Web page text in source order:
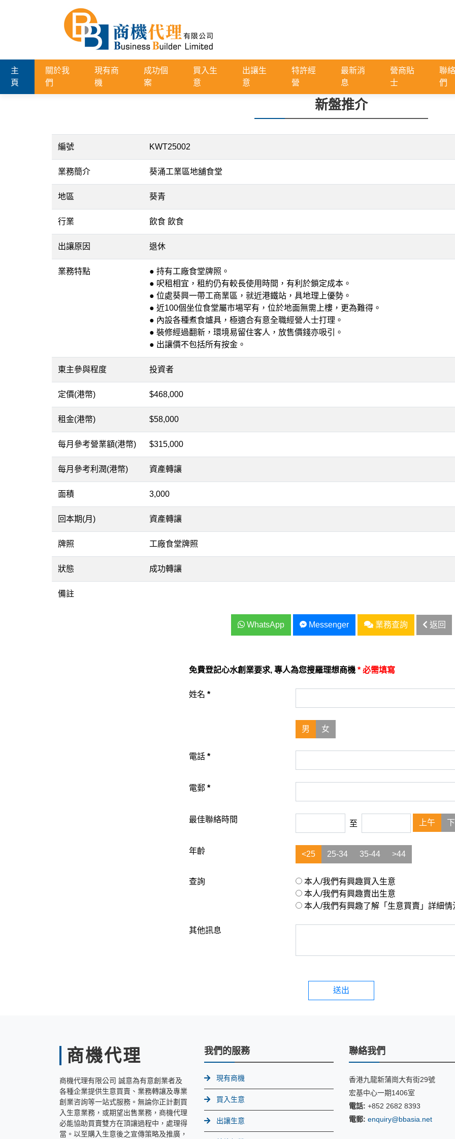
主
頁
關於我
們
現有商
機
成功個
案
買入生
意
出讓生
意
特許經
營
最新消
息
營商貼
士
聯
們
新盤推介
編號 KWT25002
業務簡介 葵涌工業區地舖食堂
地區 葵青
行業 飲食 飲食
出讓原因 退休
業務特點
● 持有工廠食堂牌照。
● 呎租相宜，租約仍有較長使用時間，有利於鎖定成本。
● 位處葵興一帶工商業區，就近港鐵站，具地理上優勢。
● 近100個坐位食堂屬市場罕有，位於地面無需上樓，更為難得。
● 內設各種煮食爐具，極適合有意全職經營人士打理。
● 裝修經過翻新，環境易留住客人，放售價錢亦吸引。
● 出讓價不包括所有按金。
東主參與程度 投資者
定價(港幣) $468,000
租金(港幣) $58,000
每月參考營業額(港幣) $315,000
每月參考利潤(港幣) 資產轉讓
面積 3,000
回本期(月) 資產轉讓
牌照 工廠食堂牌照
狀態 成功轉讓
備註
WhatsApp Messenger 業務查詢 返回
免費登記心水創業要求, 專人為您搜羅理想商機 * 必需填寫
姓名 *
男 女
電話 *
電郵 *
最佳聯絡時間 至 上午
年齡 <25 25-34 35-44 >44
查詢
本人/我們有興趣買入生意
本人/我們有興趣賣出生意
本人/我們有興趣了解「生意買賣」詳細情
其他訊息
送出
商機代理
商機代理有限公司 誠意為有意創業者及
各種企業提供生意買賣、業務轉讓及專業
創業咨詢等一站式服務。無論你正計劃買
入生意業務，或期望出售業務，商機代理
必能協助買賣雙方在頂讓過程中，處理得
當。以至購入生意後之宣傳策略及推廣，
我們的服務
現有商機
買入生意
出讓生意
聯絡我們
香港九龍新蒲崗大有街29號
宏基中心一期1406室
電話: +852 2682 8393
電郵: enquiry@bbasia.net